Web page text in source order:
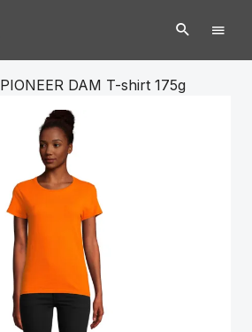
PIONEER DAM T-shirt 175g